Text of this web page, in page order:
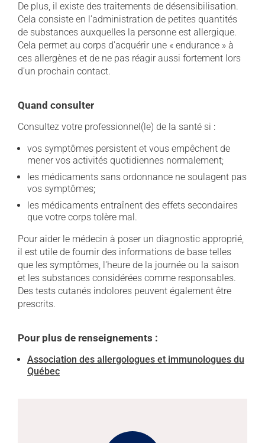
De plus, il existe des traitements de désensibilisation.
Cela consiste en l'administration de petites quantités
de substances auxquelles la personne est allergique.
Cela permet au corps d'acquérir une « endurance » à
ces allergènes et de ne pas réagir aussi fortement lors
d'un prochain contact.
Quand consulter
Consultez votre professionnel(le) de la santé si :
vos symptômes persistent et vous empêchent de
mener vos activités quotidiennes normalement;
les médicaments sans ordonnance ne soulagent pas
vos symptômes;
les médicaments entraînent des effets secondaires
que votre corps tolère mal.
Pour aider le médecin à poser un diagnostic approprié,
il est utile de fournir des informations de base telles
que les symptômes, l'heure de la journée ou la saison
et les substances considérées comme responsables.
Des tests cutanés indolores peuvent également être
prescrits.
Pour plus de renseignements :
Association des allergologues et immunologues du
Québec